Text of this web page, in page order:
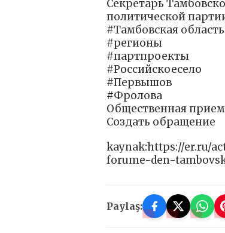
Секретарь
политической
#Тамбовская область
#регионы
#партпроекты
#Российскоесело
#Первышов
#Фролова
Общественная
Создать обращение
kaynak:https://er.ru/
forume-den-
Paylaş: